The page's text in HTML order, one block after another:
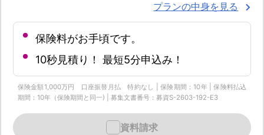
プランの中身を見る
保険料がお手頃です。
10秒見積り！ 最短5分申込み！
保険金額1,000万円 口座振替月払 特約なし | 保険期間：10年 | 保険料払込
期間：10年（保険期間と同一) | 募集文書番号：募資S-2603-192-E3
資料請求